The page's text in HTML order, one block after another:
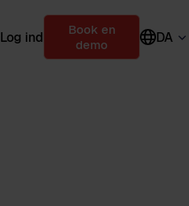
Log ind
Book en
demo
DA